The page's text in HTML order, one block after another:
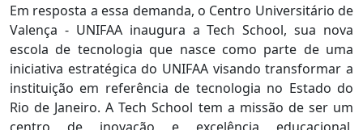
Em resposta a essa demanda, o Centro Universitário de
Valença - UNIFAA inaugura a Tech School, sua nova
escola de tecnologia que nasce como parte de uma
iniciativa estratégica do UNIFAA visando transformar a
instituição em referência de tecnologia no Estado do
Rio de Janeiro. A Tech School tem a missão de ser um